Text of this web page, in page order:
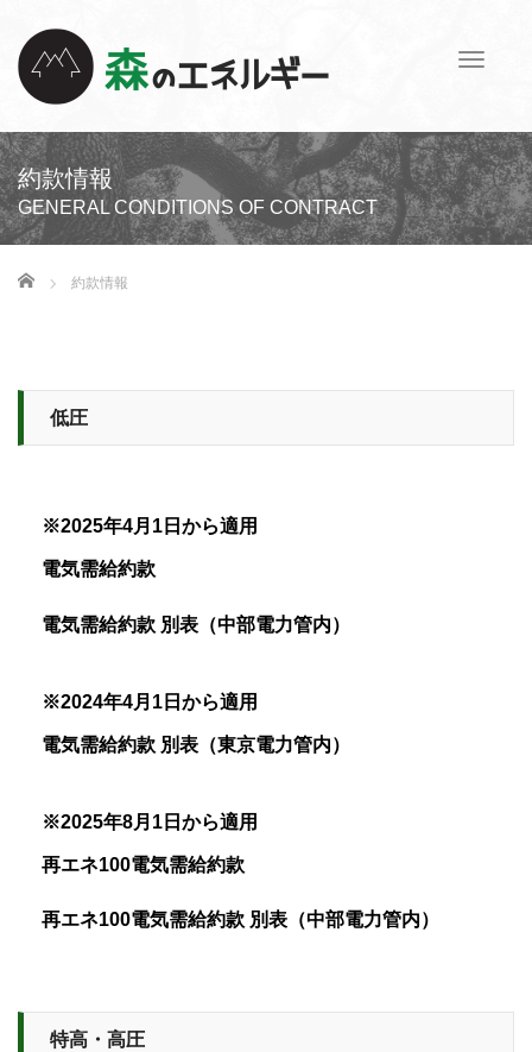
T
g
l
e
n
a
約款情報
GENERAL CONDITIONS OF CONTRACT
ホーム 約款情報
低圧
※2025年4月1日から適用
電気需給約款
電気需給約款 別表（中部電力管内）
※2024年4月1日から適用
電気需給約款 別表（東京電力管内）
※2025年8月1日から適用
再エネ100電気需給約款
再エネ100電気需給約款 別表（中部電力管内）
特高・高圧